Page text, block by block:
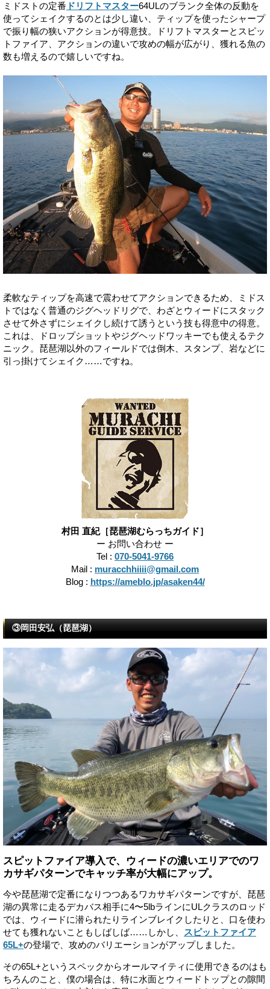
ミドストの定番 ドリフトマスター64ULのブランク全体の反動を
使ってシェイクするのとは少し違い、ティップを使ったシャープ
で振り幅の狭いアクションが得意技。ドリフトマスターとスピッ
トファイア、アクションの違いで攻めの幅が広がり、獲れる魚の
数も増えるので嬉しいですね。
柔軟なティップを高速で震わせてアクションできるため、ミドス
トではなく普通のジグヘッドリグで、わざとウィードにスタック
させて外さずにシェイクし続けて誘うという技も得意中の得意。
これは、ドロップショットやジグヘッドワッキーでも使えるテク
ニック。琵琶湖以外のフィールドでは倒木、スタンプ、岩などに
引っ掛けてシェイク……ですね。
村田 直紀［琵琶湖むらっちガイド］
ー お問い合わせ ー
Tel : 070-5041-9766
Mail : muracchhiiii@gmail.com
Blog : https://ameblo.jp/asaken44/
③岡田安弘（琵琶湖）
スピットファイア導入で、ウィードの濃いエリアでのワ
カサギパターンでキャッチ率が大幅にアップ。
今や琵琶湖で定番になりつつあるワカサギパターンですが、琵琶
湖の異常に走るデカバス相手に4〜5lbラインにULクラスのロッド
では、ウィードに潜られたりラインブレイクしたりと、口を使わ
せても獲れないこともしばしば……しかし、
スピットファイア
65L+の登場で、攻めのバリエーションがアップしました。
その65L+というスペックからオールマイティに使用できるのはも
ちろんのこと、僕の場合は、特に水面とウィードトップとの隙間